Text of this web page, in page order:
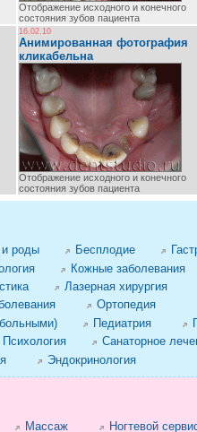
Отображение исходного и конечного
состояния зубов пациента
16.02.10
Анимированная фотография
кликабельна
Отображение исходного и конечного
состояния зубов пациента
и роды Бесплодие
Кожные заболевания
Лазерная хирургия
Ортопедия
Педиатрия
Психология
Санаторное
Эндокринология
Массаж Ногтевой